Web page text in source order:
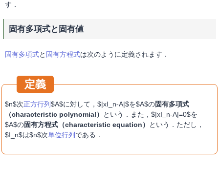
す．
固有多項式と固有値
固有多項式と 固有方程式は次のように定義されます．
$n$次正方行列$A$に対して，$|xI_n-A|$を$A$の固有多項式
（characteristic polynomial）
という．また，$|xI_n-A|=0$を
$A$の固有方程式（characteristic equation）
という．ただし，
$I_n$は$n$次単位行列 である．